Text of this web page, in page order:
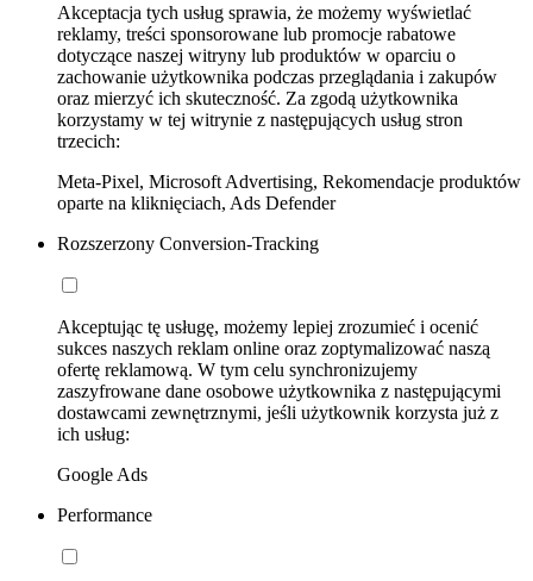
Akceptacja tych usług sprawia, że możemy wyświetlać
reklamy, treści sponsorowane lub promocje rabatowe
dotyczące naszej witryny lub produktów w oparciu o
zachowanie użytkownika podczas przeglądania i zakupów
oraz mierzyć ich skuteczność. Za zgodą użytkownika
korzystamy w tej witrynie z następujących usług stron
trzecich:
Meta-Pixel, Microsoft Advertising, Rekomendacje produktów
oparte na kliknięciach, Ads Defender
Rozszerzony Conversion-Tracking
Akceptując tę usługę, możemy lepiej zrozumieć i ocenić
sukces naszych reklam online oraz zoptymalizować naszą
ofertę reklamową. W tym celu synchronizujemy
zaszyfrowane dane osobowe użytkownika z następującymi
dostawcami zewnętrznymi, jeśli użytkownik korzysta już z
ich usług:
Google Ads
Performance